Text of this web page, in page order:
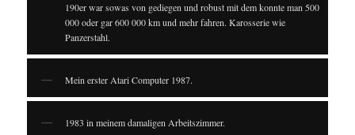
190er war sowas von gediegen und robust mit dem konnte man 500
000 oder gar 600 000 km und mehr fahren. Karosserie wie
Panzerstahl.
Mein erster Atari Computer 1987.
1983 in meinem damaligen Arbeitszimmer.